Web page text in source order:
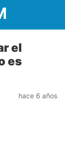
el
es
hace 6 años